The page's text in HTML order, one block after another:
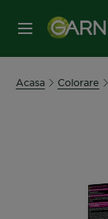
MENIU
Acasa Colorare